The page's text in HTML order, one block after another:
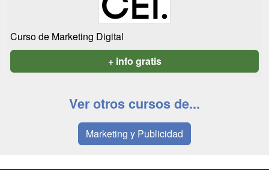
Curso de Marketing Digital
+ info gratis
Ver otros cursos de...
Marketing y Publicidad